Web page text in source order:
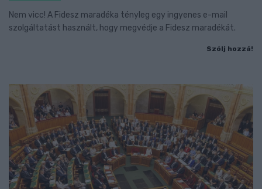
Nem vicc! A Fidesz maradéka tényleg egy ingyenes e-mail
szolgáltatást használt, hogy megvédje a Fidesz maradékát.
Szólj hozzá!